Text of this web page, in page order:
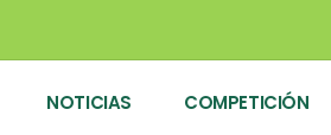
NOTICIAS COMPETICIÓN